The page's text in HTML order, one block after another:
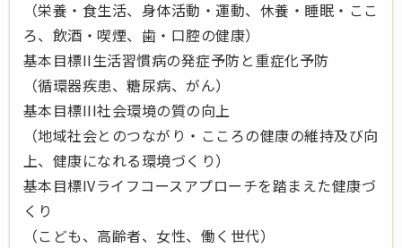
（栄養・食生活、身体活動・運動、休養・睡眠・ここ
ろ、飲酒・喫煙、歯・口腔の健康）
基本目標II生活習慣病の発症予防と重症化予防
（循環器疾患、糖尿病、がん）
基本目標III社会環境の質の向上
（地域社会とのつながり・こころの健康の維持及び向
上、健康になれる環境づくり）
基本目標IVライフコースアプローチを踏まえた健康づ
くり
（こども、高齢者、女性、働く世代）